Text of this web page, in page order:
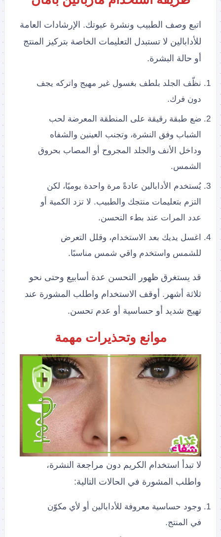
اتبع وصف الطبيب ونشرة عبوتك. الإرشادات العامة
للأدابالين لا تستبدل التعليمات الخاصة بتركيز المنتج
أو حالة البشرة.
نظّف الجلد بلطف بغسول غير مهيج واتركه يجف
دون فرك.
ضع طبقة رقيقة على المنطقة المعرضة لحب
الشباب وفق النشرة، وتجنب العينين والشفاه
وداخل الأنف والجلد المجروح أو المصاب بحروق
الشمس.
يُستخدم الأدابالين عادةً مرة واحدة يوميًا، لكن
التزم بتعليمات منتجك والطبيب. لا تزد الكمية أو
عدد المرات عند بطء التحسن.
اغسل يديك بعد الاستخدام، وقلل التعرض
للشمس واستخدم واقي شمس مناسبًا.
قد يستغرق ظهور التحسن عدة أسابيع وحتى نحو
ثلاثة أشهر. أوقف الاستخدام واطلب المشورة عند
تهيج شديد أو حساسية أو عدم تحسن.
موانع وتحذيرات مهمة
لا تبدأ استخدام الكريم دون مراجعة النشرة،
واطلب المشورة في الحالات التالية:
وجود حساسية معروفة للأدابالين أو لأي مكوّن
في المنتج.